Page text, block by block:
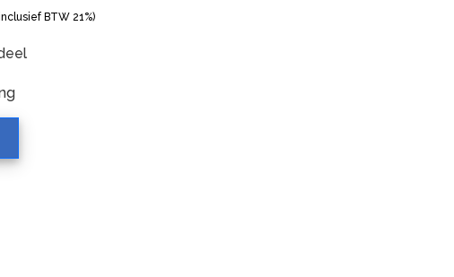
BTW 21%)